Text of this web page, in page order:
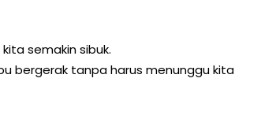
semakin sibuk.
bergerak tanpa harus menunggu kita